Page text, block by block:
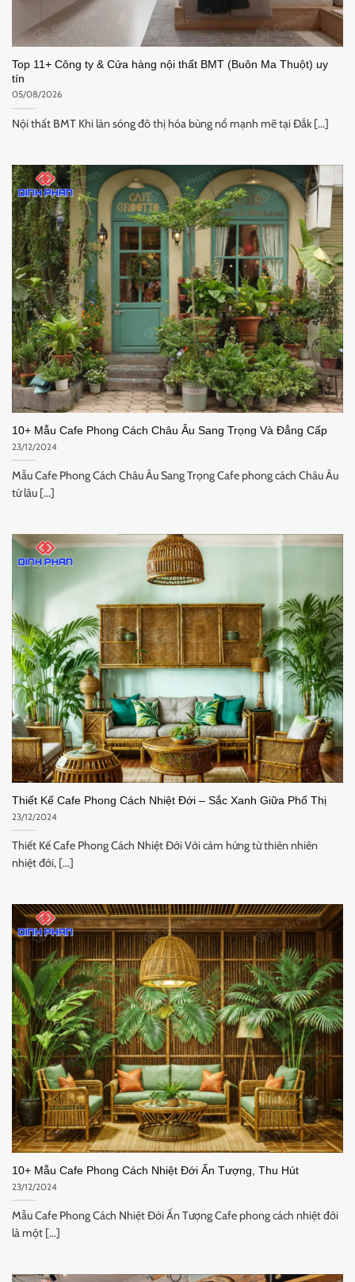
Top 11+ Công ty & Cửa hàng nội thất BMT (Buôn Ma Thuột) uy
tín
05/08/2026
Nội thất BMT Khi làn sóng đô thị hóa bùng nổ mạnh mẽ tại Đắk [...]
10+ Mẫu Cafe Phong Cách Châu Âu Sang Trọng Và Đẳng Cấp
23/12/2024
Mẫu Cafe Phong Cách Châu Âu Sang Trọng Cafe phong cách Châu Âu
từ lâu [...]
Thiết Kế Cafe Phong Cách Nhiệt Đới – Sắc Xanh Giữa Phố Thị
23/12/2024
Thiết Kế Cafe Phong Cách Nhiệt Đới Với cảm hứng từ thiên nhiên
nhiệt đới, [...]
10+ Mẫu Cafe Phong Cách Nhiệt Đới Ấn Tượng, Thu Hút
23/12/2024
Mẫu Cafe Phong Cách Nhiệt Đới Ấn Tượng Cafe phong cách nhiệt đới
là một [...]